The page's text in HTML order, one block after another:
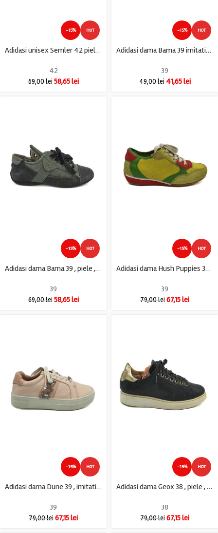
-15% HOT
Adidasi unisex Semler 42 piele , rosu
42
69,00lei 58,65lei
-15% HOT
Adidasi dama Bama 39 imitatie de piele , gri
39
49,00lei 41,65lei
-15% HOT
Adidasi dama Bama 39 , piele , piele intoarsa , gri , imblanite
39
69,00lei 58,65lei
-15% HOT
Adidasi dama Hush Puppies 39 , piele intoarsa , imitatie piele , galben verde
39
79,00lei67,15lei
-15% HOT
Adidasi dama Dune 39 , imitatie piele , rose
39
79,00lei67,15lei
-15% HOT
Adidasi dama Geox 38 , piele , bleumarin
38
79,00lei67,15lei